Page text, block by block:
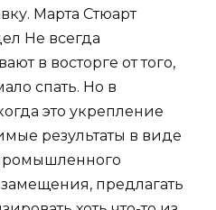
Марта Стюарт
Не всегда
в восторге от того,
спать. Но в
это укрепление
результаты в виде
предлагать